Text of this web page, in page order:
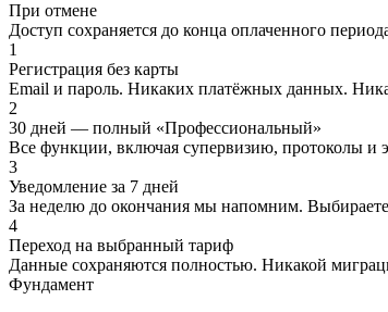
При отмене
Доступ сохраняется до конца оплаченного
1
Регистрация без карты
Email и пароль. Никаких платёжных данных.
2
30 дней — полный «Профессиональный»
Все функции, включая супервизию, протоколы и
3
Уведомление за 7 дней
За неделю до окончания мы напомним.
4
Переход на выбранный тариф
Данные сохраняются полностью. Никакой
Фундамент